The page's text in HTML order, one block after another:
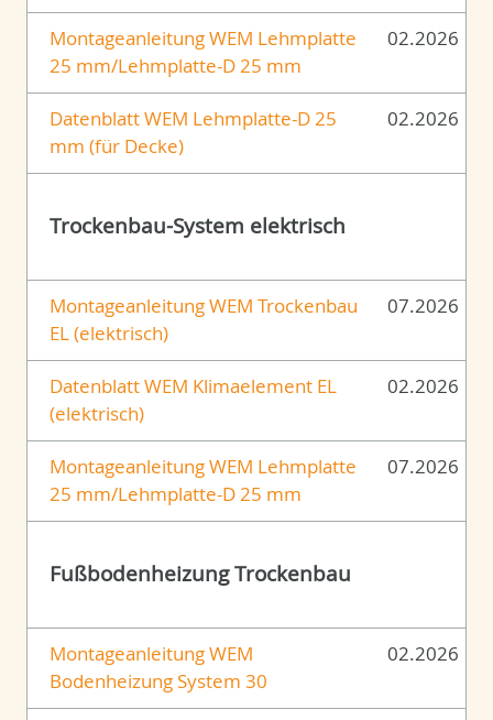
Montageanleitung WEM Lehmplatte
25 mm/Lehmplatte-D 25 mm
02.2026
Datenblatt WEM Lehmplatte-D 25
mm (für Decke)
02.2026
Trockenbau-System elektrisch
Montageanleitung WEM Trockenbau
EL (elektrisch)
07.2026
Datenblatt WEM Klimaelement EL
(elektrisch)
02.2026
Montageanleitung WEM Lehmplatte
25 mm/Lehmplatte-D 25 mm
07.2026
Fußbodenheizung Trockenbau
Montageanleitung WEM
Bodenheizung System 30
02.2026